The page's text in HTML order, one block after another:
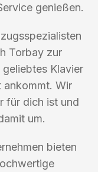
genießen.
Torbay zur
Klavier
ankommt. Wir
für dich ist und
um.
bieten